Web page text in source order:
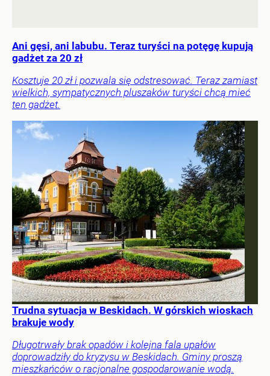
Ani gęsi, ani labubu. Teraz turyści na potęgę kupują
gadżet za 20 zł
Kosztuje 20 zł i pozwala się odstresować. Teraz zamiast
wielkich, sympatycznych pluszaków turyści chcą mieć
ten gadżet.
Trudna sytuacja w Beskidach. W górskich wioskach
brakuje wody
Długotrwały brak opadów i kolejna fala upałów
doprowadziły do kryzysu w Beskidach. Gminy proszą
mieszkańców o racjonalne gospodarowanie wodą.